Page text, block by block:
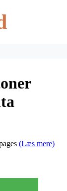
(Læs mere)